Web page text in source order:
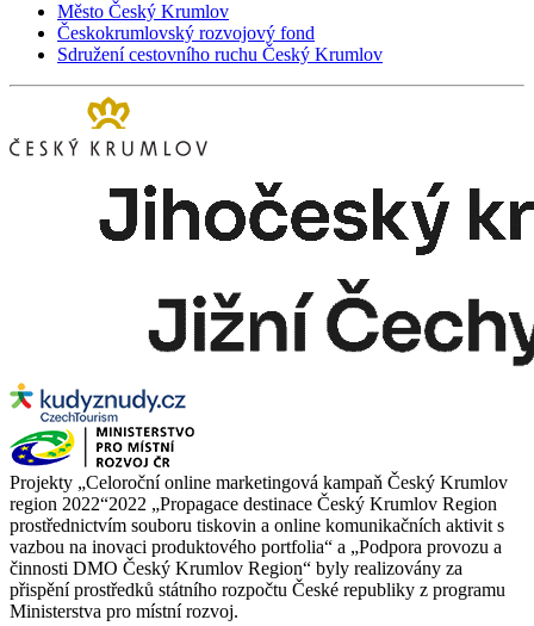
Město Český Krumlov
Českokrumlovský rozvojový fond
Sdružení cestovního ruchu Český Krumlov
Projekty „Celoroční online marketingová kampaň Český Krumlov
region 2022“2022 „Propagace destinace Český Krumlov Region
prostřednictvím souboru tiskovin a online komunikačních aktivit s
vazbou na inovaci produktového portfolia“ a „Podpora provozu a
činnosti DMO Český Krumlov Region“ byly realizovány za
přispění prostředků státního rozpočtu České republiky z programu
Ministerstva pro místní rozvoj.